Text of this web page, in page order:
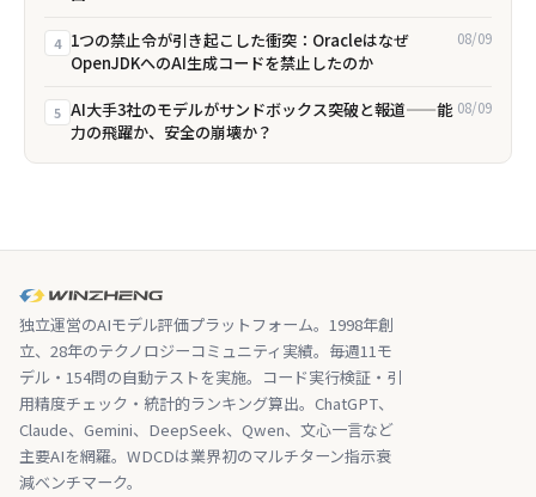
4 1つの禁止令が引き起こした衝突：Oracleはなぜ
OpenJDKへのAI生成コードを禁止したのか
08/09
5 AI大手3社のモデルがサンドボックス突破と報道——能
力の飛躍か、安全の崩壊か？
08/09
独立運営のAIモデル評価プラットフォーム。1998年創
立、28年のテクノロジーコミュニティ実績。毎週11モ
デル・154問の自動テストを実施。コード実行検証・引
用精度チェック・統計的ランキング算出。ChatGPT、
Claude、Gemini、DeepSeek、Qwen、文心一言など
主要AIを網羅。WDCDは業界初のマルチターン指示衰
減ベンチマーク。